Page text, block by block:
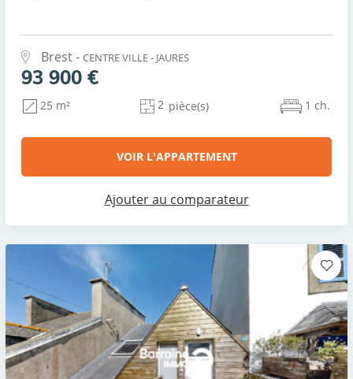
Brest - CENTRE VILLE - JAURES
93 900 €
25 m² 2 pièce(s) 1 ch.
VOIR L'APPARTEMENT
Ajouter au comparateur